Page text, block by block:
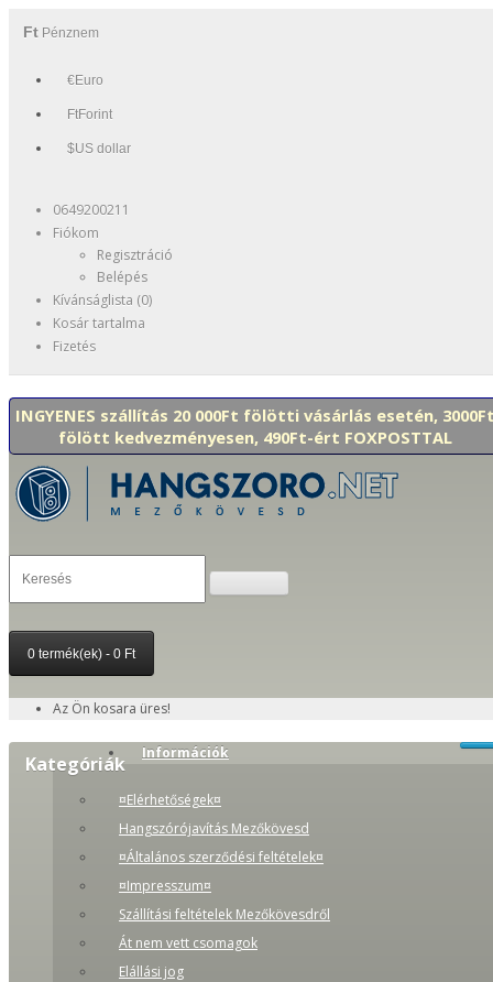
Ft Pénznem
€Euro
FtForint
$US dollar
0649200211
Fiókom
Regisztráció
Belépés
Kívánságlista (0)
Kosár tartalma
Fizetés
INGYENES szállítás 20 000Ft fölötti vásárlás esetén,
fölött kedvezményesen, 490Ft-ért FOXPOSTTAL
0 termék(ek) - 0 Ft
Az Ön kosara üres!
Kategóriák Információk
¤Elérhetőségek¤
Hangszórójavítás Mezőkövesd
¤Általános szerződési feltételek¤
¤Impresszum¤
Szállítási feltételek Mezőkövesdről
Át nem vett csomagok
Elállási jog